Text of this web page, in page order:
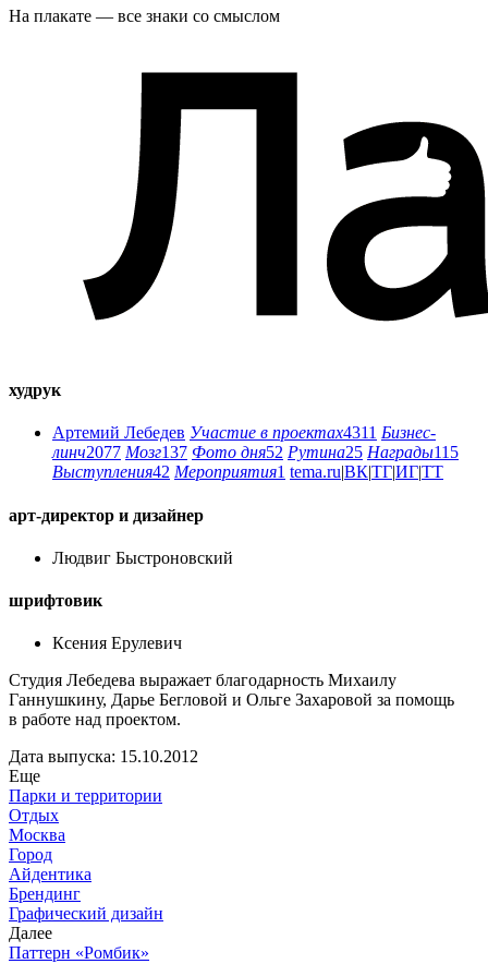
На плакате — все знаки со смыслом
худрук
Артемий Лебедев Участие в проектах4311 Бизнес-
линч2077 Мозг137 Фото дня52 Рутина25 Награды115
Выступления42 Мероприятия1 tema.ru|ВК|ТГ|ИГ|ТТ
арт-директор и дизайнер
Людвиг Быстроновский
шрифтовик
Ксения Ерулевич
Студия Лебедева выражает благодарность Михаилу
Ганнушкину, Дарье Бегловой и Ольге Захаровой за помощь
в работе над проектом.
Дата выпуска: 15.10.2012
Еще
Парки и территории
Отдых
Москва
Город
Айдентика
Брендинг
Графический дизайн
Далее
Паттерн «Ромбик»